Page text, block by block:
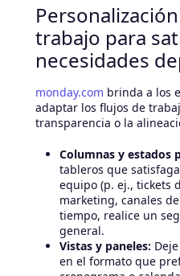
trabajo para
necesidades
monday.com brinda a los
adaptar los flujos de
transparencia o la
Columnas y estados
tableros que
equipo (p. ej., tickets
marketing, canales
tiempo, realice un
general.
Vistas y paneles:
en el formato que